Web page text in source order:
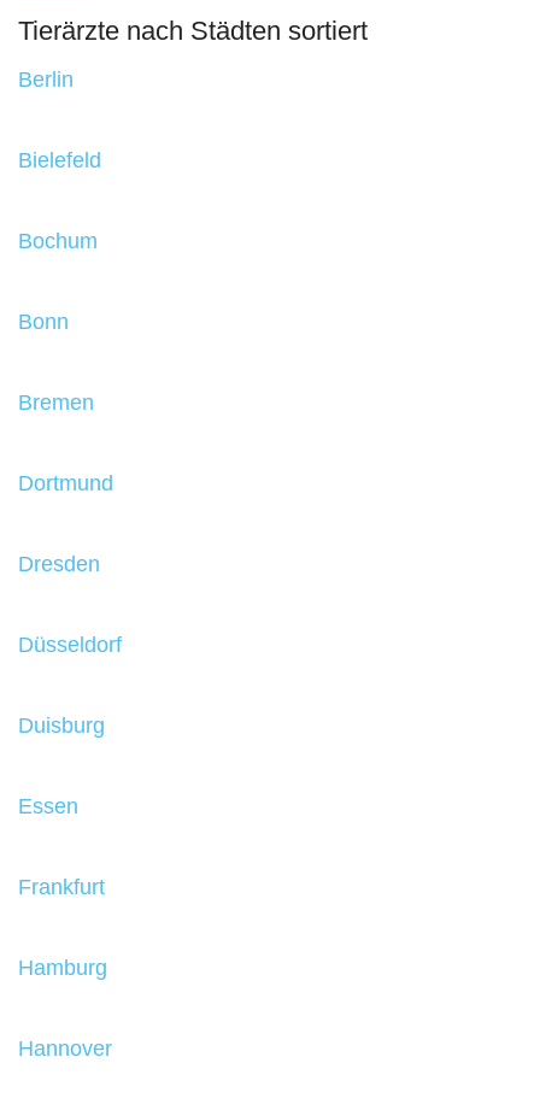
Tierärzte nach Städten sortiert
Berlin
Bielefeld
Bochum
Bonn
Bremen
Dortmund
Dresden
Düsseldorf
Duisburg
Essen
Frankfurt
Hamburg
Hannover